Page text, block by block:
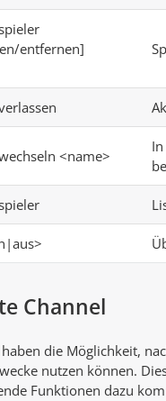
entfernen]
<name>
Channel
die Möglichkeit,
nutzen können.
Funktionen dazu